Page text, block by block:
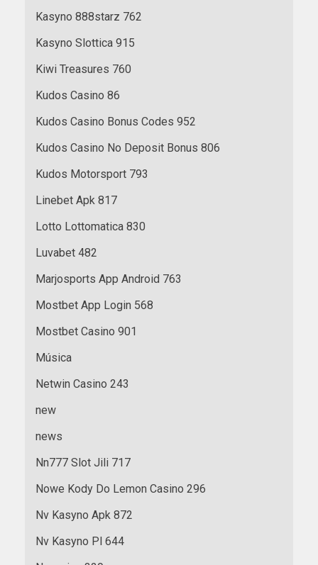
Kasyno 888starz 762
Kasyno Slottica 915
Kiwi Treasures 760
Kudos Casino 86
Kudos Casino Bonus Codes 952
Kudos Casino No Deposit Bonus 806
Kudos Motorsport 793
Linebet Apk 817
Lotto Lottomatica 830
Luvabet 482
Marjosports App Android 763
Mostbet App Login 568
Mostbet Casino 901
Música
Netwin Casino 243
new
news
Nn777 Slot Jili 717
Nowe Kody Do Lemon Casino 296
Nv Kasyno Apk 872
Nv Kasyno Pl 644